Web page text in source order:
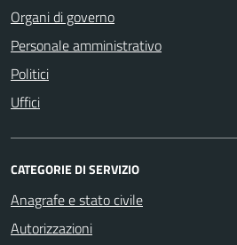
Organi di governo
Personale amministrativo
Politici
Uffici
CATEGORIE DI SERVIZIO
Anagrafe e stato civile
Autorizzazioni